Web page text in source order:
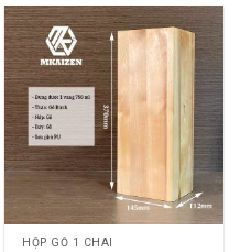
HỘP GỖ 1 CHAI